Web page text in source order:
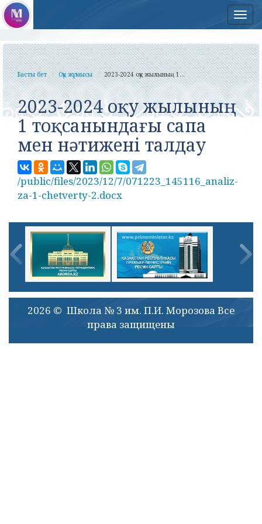
Басты бет Оқу жұмысы 2023-2024 оқу жылының 1...
2023-2024 оқу жылының
1 тоқсанындағы сапа
мен нәтижені талдау
/public/files/2023/12/7/071223_145116_analiz-
za-1-chetverty-2.docx
2026 © Школа № 3 им. П.И. Морозова Все
права защищены